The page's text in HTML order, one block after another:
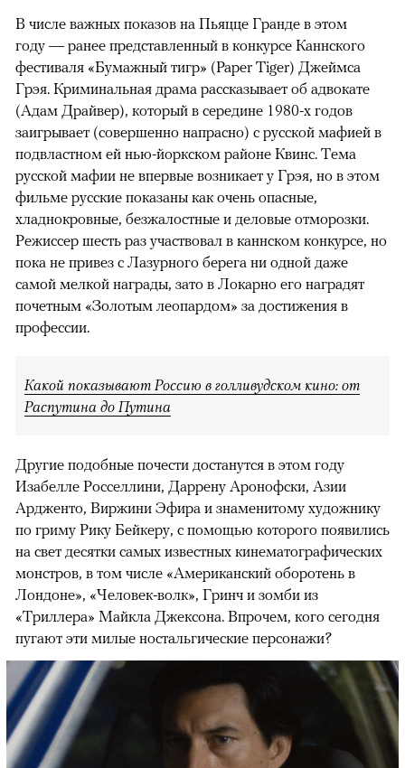
В числе важных показов на Пьяцце Гранде в этом
году — ранее представленный в конкурсе Каннского
фестиваля «Бумажный тигр» (Paper Tiger) Джеймса
Грэя. Криминальная драма рассказывает об адвокате
(Адам Драйвер), который в середине 1980-х годов
заигрывает (совершенно напрасно) с русской мафией в
подвластном ей нью-йоркском районе Квинс. Тема
русской мафии не впервые возникает у Грэя, но в этом
фильме русские показаны как очень опасные,
хладнокровные, безжалостные и деловые отморозки.
Режиссер шесть раз участвовал в каннском конкурсе, но
пока не привез с Лазурного берега ни одной даже
самой мелкой награды, зато в Локарно его наградят
почетным «Золотым леопардом» за достижения в
профессии.
Какой показывают Россию в голливудском кино: от
Распутина до Путина
Другие подобные почести достанутся в этом году
Изабелле Росселлини, Даррену Аронофски, Азии
Ардженто, Виржини Эфира и знаменитому художнику
по гриму Рику Бейкеру, с помощью которого появились
на свет десятки самых известных кинематографических
монстров, в том числе «Американский оборотень в
Лондоне», «Человек-волк», Гринч и зомби из
«Триллера» Майкла Джексона. Впрочем, кого сегодня
пугают эти милые ностальгические персонажи?